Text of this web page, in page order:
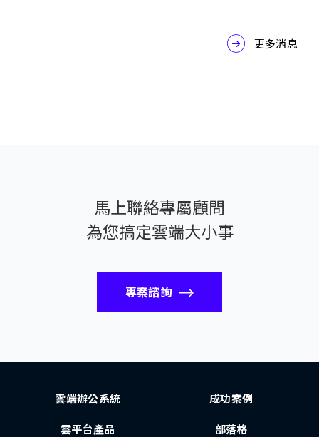
更多消息
馬上聯絡專屬顧問
為您搞定雲端大小事
專案諮詢
雲端辦公系統
雲平台產品
成功案例
部落格